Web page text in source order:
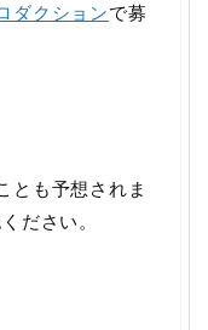
ダクションで募
とも予想されま
ださい。